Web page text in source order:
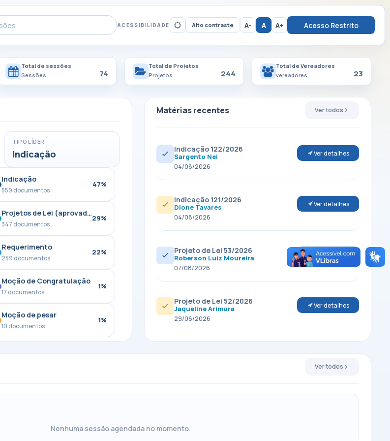
ACESSIBILIDADE Alto contraste A- A A+ Acesso Restrito
Total de sessões
Sessões
74
Total de Projetos
Projetos
244
Total de Vereadores
vereadores
23
TIPO LÍDER
Indicação
Indicação
559 documentos
47%
Projetos de Lei (aprovados / arquivados)
347 documentos
29%
Requerimento
259 documentos
22%
Moção de Congratulação
17 documentos
1%
Moção de pesar
10 documentos
1%
Matérias recentes Ver todos
Indicação 122/2026
Sargento Nei
04/08/2026
Ver detalhes
Indicação 121/2026
Dione Tavares
04/08/2026
Ver detalhes
Projeto de Lei 53/2026
Roberson Luiz Moureira
07/08/2026
Ver detalhes
Projeto de Lei 52/2026
Jaqueline Arimura
29/06/2026
Ver detalhes
Ver todos
Nenhuma sessão agendada no momento.